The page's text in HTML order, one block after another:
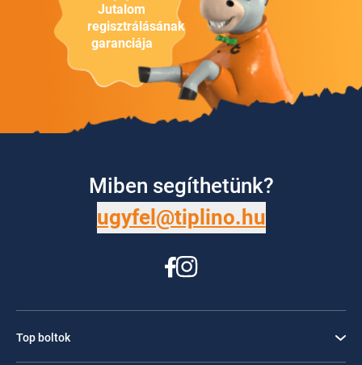
Jutalom
regisztrálásának
garanciája
Miben segíthetünk?
ugyfel@tiplino.hu
Top boltok